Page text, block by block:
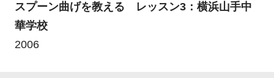
スプーン曲げを教える レッスン3：横浜山手中
華学校
2006